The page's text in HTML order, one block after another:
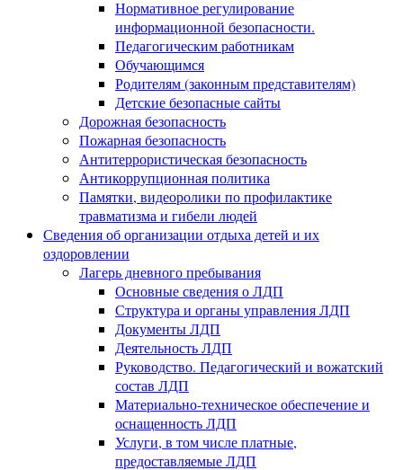
Нормативное регулирование
информационной безопасности.
Педагогическим работникам
Обучающимся
Родителям (законным представителям)
Детские безопасные сайты
Дорожная безопасность
Пожарная безопасность
Антитеррористическая безопасность
Антикоррупционная политика
Памятки, видеоролики по профилактике
травматизма и гибели людей
Сведения об организации отдыха детей и их
оздоровлении
Лагерь дневного пребывания
Основные сведения о ЛДП
Структура и органы управления ЛДП
Документы ЛДП
Деятельность ЛДП
Руководство. Педагогический и вожатский
состав ЛДП
Материально-техническое обеспечение и
оснащенность ЛДП
Услуги, в том числе платные,
предоставляемые ЛДП